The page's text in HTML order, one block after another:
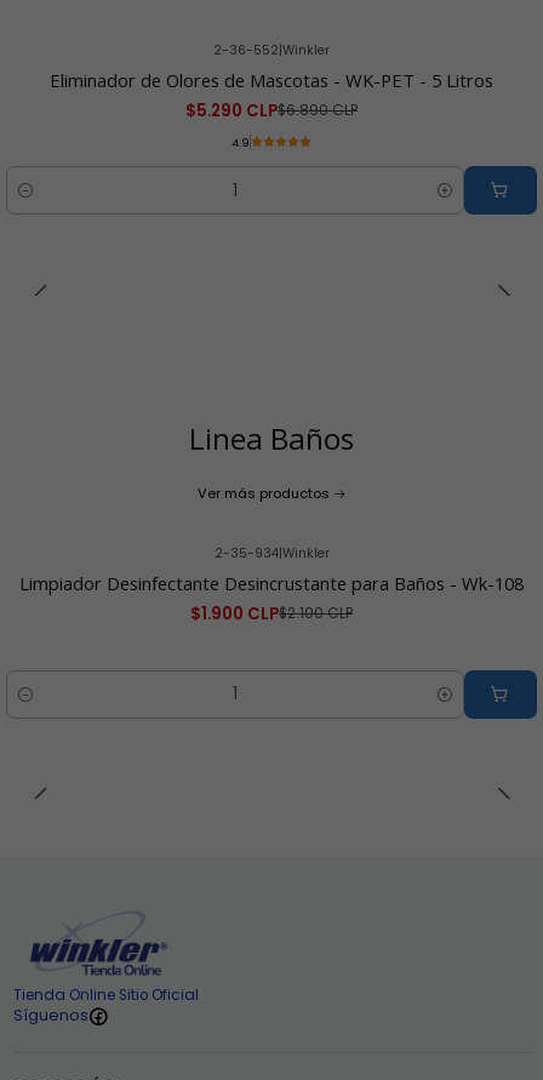
2-36-552|Winkler
Eliminador de Olores de Mascotas - WK-PET - 5 Litros
$5.290 CLP$6.890 CLP
4.9
Cantidad
Linea Baños
Ver más productos
2-35-934|Winkler
Limpiador Desinfectante Desincrustante para Baños - Wk-108
$1.900 CLP$2.100 CLP
Cantidad
Tienda Online Sitio Oficial
Síguenos